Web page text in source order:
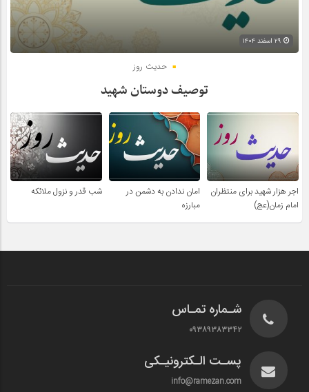
حدیث روز
توصیف دوستان شهید
اجر هزار شهید برای منتظران
امام زمان(عج)
امان ندادن به دشمن در
مبارزه
شب قدر و نزول ملائکه
شـماره تمـاس
۰۹۳۸۹۳۸۳۳۴۲
پسـت الـکترونیـکی
info@ramezan.com